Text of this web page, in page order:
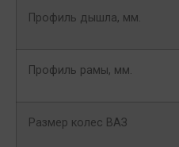
Профиль дышла, мм.
Профиль рамы, мм.
Размер колес ВАЗ